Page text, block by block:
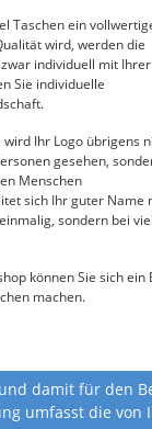
Taschen ein
wird, werden die
individuell mit Ihrer
Sie individuelle
Ihr Logo übrigens
gesehen,
Menschen
sich Ihr guter Name
sondern bei
können Sie sich ein
machen.
damit für
umfasst die